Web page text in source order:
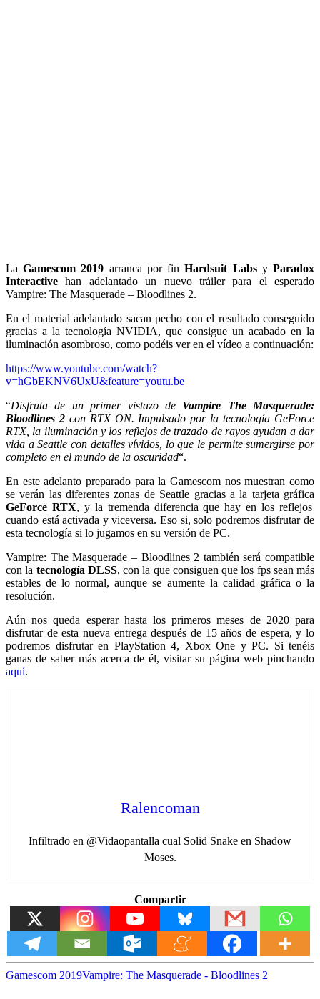
LaGamescom 2019 arranca por finHardsuit LabsyParadox
Interactive han adelantado un nuevo tráiler para el esperado
Vampire: The Masquerade – Bloodlines 2.
En el material adelantado sacan pecho con el resultado conseguido
gracias a la tecnología NVIDIA, que consigue un acabado en la
iluminación asombroso, como podéis ver en el vídeo a continuación:
https://www.youtube.com/watch?
v=hGbEKNV6UxU&feature=youtu.be
“Disfruta de un primer vistazo de Vampire The Masquerade:
Bloodlines 2con RTX ON. Impulsado por la tecnología GeForce
RTX, la iluminación y los reflejos de trazado de rayos ayudan a dar
vida a Seattle con detalles vívidos, lo que le permite sumergirse por
completo en el mundo de la oscuridad“.
En este adelanto preparado para la Gamescom nos muestran como
se verán las diferentes zonas de Seattle gracias a la tarjeta gráfica
GeForce RTX, y la tremenda diferencia que hay en los reflejos
cuando está activada y viceversa. Eso si, solo podremos disfrutar de
esta tecnología si lo jugamos en su versión de PC.
Vampire: The Masquerade – Bloodlines 2 también será compatible
con la tecnología DLSS, con la que consiguen que los fps sean más
estables de lo normal, aunque se aumente la calidad gráfica o la
resolución.
Aún nos queda esperar hasta los primeros meses de 2020 para
disfrutar de esta nueva entrega después de 15 años de espera, y lo
podremos disfrutar en PlayStation 4, Xbox One y PC. Si tenéis
ganas de saber más acerca de él, visitar su página web pinchando
aquí.
Ralencoman
Infiltrado en @Vidaopantalla cual Solid Snake en Shadow
Moses.
Compartir
Gamescom 2019Vampire: The Masquerade - Bloodlines 2